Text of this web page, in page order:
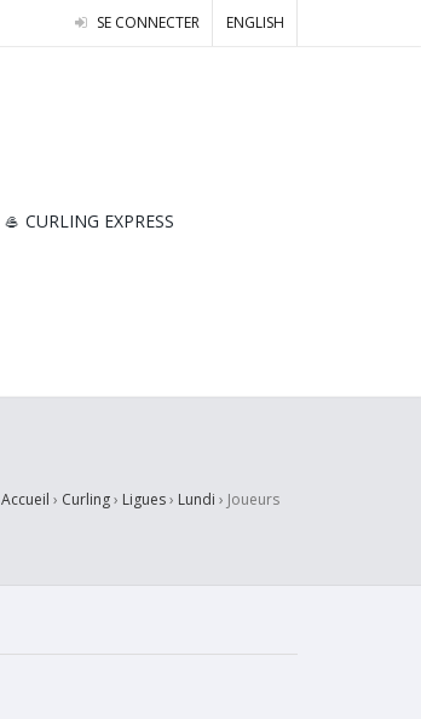
SE CONNECTER ENGLISH
🥌 CURLING EXPRESS
Accueil › Curling› Ligues› Lundi › Joueurs